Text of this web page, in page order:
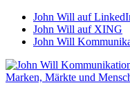
John Will auf
John Will auf XING
John Will